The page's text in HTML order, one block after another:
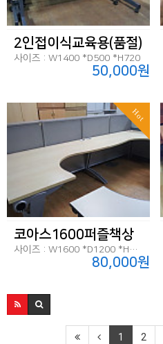
2인접이식교육용(품절)
사이즈 : W1400 *D500 *H720
50,000원
Hot
코아스1600퍼즐책상
사이즈 : W1600 *D1200 *H720
80,000원
1 2